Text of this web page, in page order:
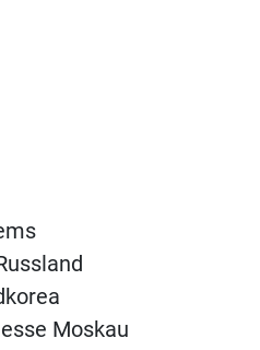
Moskau